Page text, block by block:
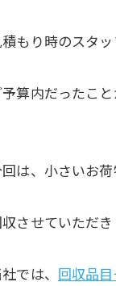
もり時のスタ
予算内だったこ
は、小さいお
させていただき
では、 回収品